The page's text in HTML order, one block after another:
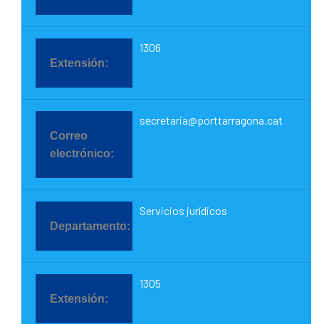
1306
secretaria@porttarragona.cat
Servicios jurídicos
1305